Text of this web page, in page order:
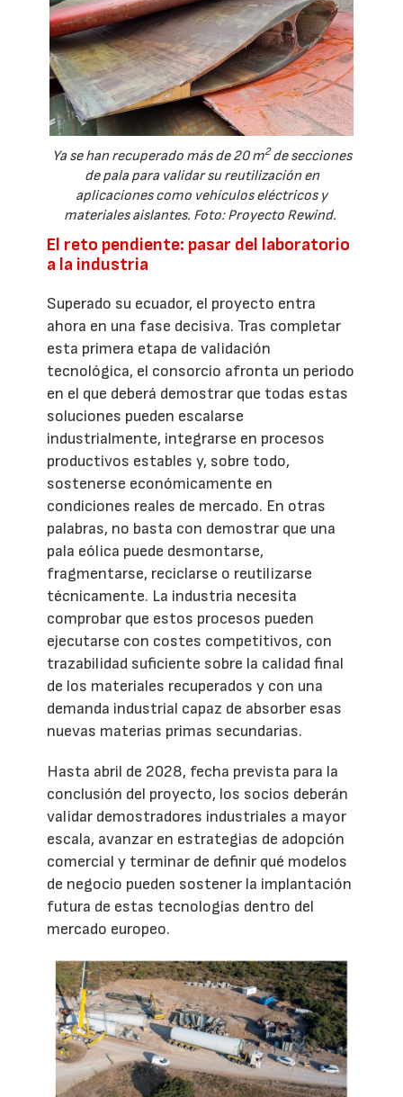
Ya se han recuperado más de 20 m2de secciones
de pala para validar su reutilización en
aplicaciones como vehículos eléctricos y
materiales aislantes. Foto: Proyecto Rewind.
El reto pendiente: pasar del laboratorio
a la industria
Superado su ecuador, el proyecto entra
ahora en una fase decisiva. Tras completar
esta primera etapa de validación
tecnológica, el consorcio afronta un periodo
en el que deberá demostrar que todas estas
soluciones pueden escalarse
industrialmente, integrarse en procesos
productivos estables y, sobre todo,
sostenerse económicamente en
condiciones reales de mercado. En otras
palabras, no basta con demostrar que una
pala eólica puede desmontarse,
fragmentarse, reciclarse o reutilizarse
técnicamente. La industria necesita
comprobar que estos procesos pueden
ejecutarse con costes competitivos, con
trazabilidad suficiente sobre la calidad final
de los materiales recuperados y con una
demanda industrial capaz de absorber esas
nuevas materias primas secundarias.
Hasta abril de 2028, fecha prevista para la
conclusión del proyecto, los socios deberán
validar demostradores industriales a mayor
escala, avanzar en estrategias de adopción
comercial y terminar de definir qué modelos
de negocio pueden sostener la implantación
futura de estas tecnologías dentro del
mercado europeo.